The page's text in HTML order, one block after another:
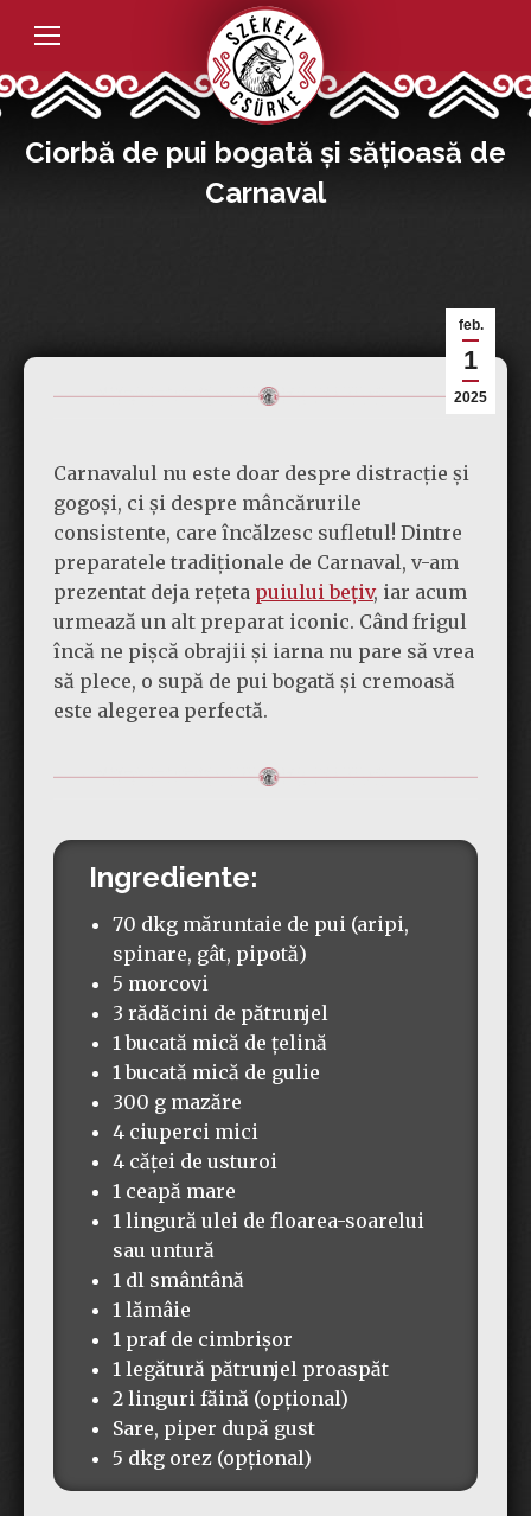
Ciorbă de pui bogată și sățioasă de
Carnaval
feb.
1
2025
Carnavalul nu este doar despre distracție și
gogoși, ci și despre mâncărurile
consistente, care încălzesc sufletul! Dintre
preparatele tradiționale de Carnaval, v-am
prezentat deja rețeta puiului bețiv, iar acum
urmează un alt preparat iconic. Când frigul
încă ne pișcă obrajii și iarna nu pare să vrea
să plece, o supă de pui bogată și cremoasă
este alegerea perfectă.
Ingrediente:
70 dkg măruntaie de pui (aripi,
spinare, gât, pipotă)
5 morcovi
3 rădăcini de pătrunjel
1 bucată mică de țelină
1 bucată mică de gulie
300 g mazăre
4 ciuperci mici
4 căței de usturoi
1 ceapă mare
1 lingură ulei de floarea-soarelui
sau untură
1 dl smântână
1 lămâie
1 praf de cimbrișor
1 legătură pătrunjel proaspăt
2 linguri făină (opțional)
Sare, piper după gust
5 dkg orez (opțional)